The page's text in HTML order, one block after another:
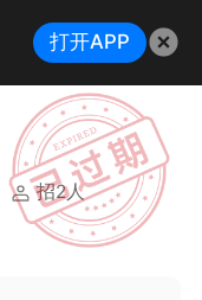
招2人
打开APP